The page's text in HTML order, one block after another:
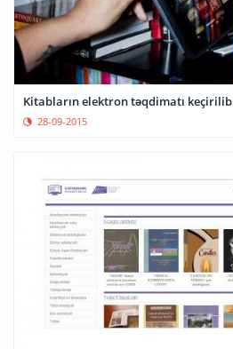
Kitabların elektron təqdimatı keçirilib
28-09-2015